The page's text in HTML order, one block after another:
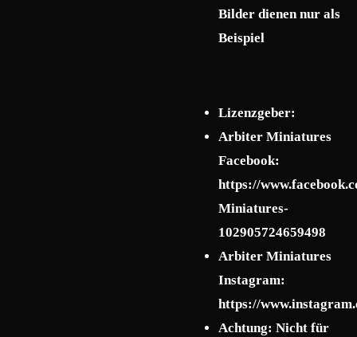
Bilder dienen nur als
Beispiel
Lizenzgeber:
Arbiter Miniatures
Facebook:
https://
Miniatures-
102905724659498
Arbiter Miniatures
Instagram:
https://
Achtung: Nicht für